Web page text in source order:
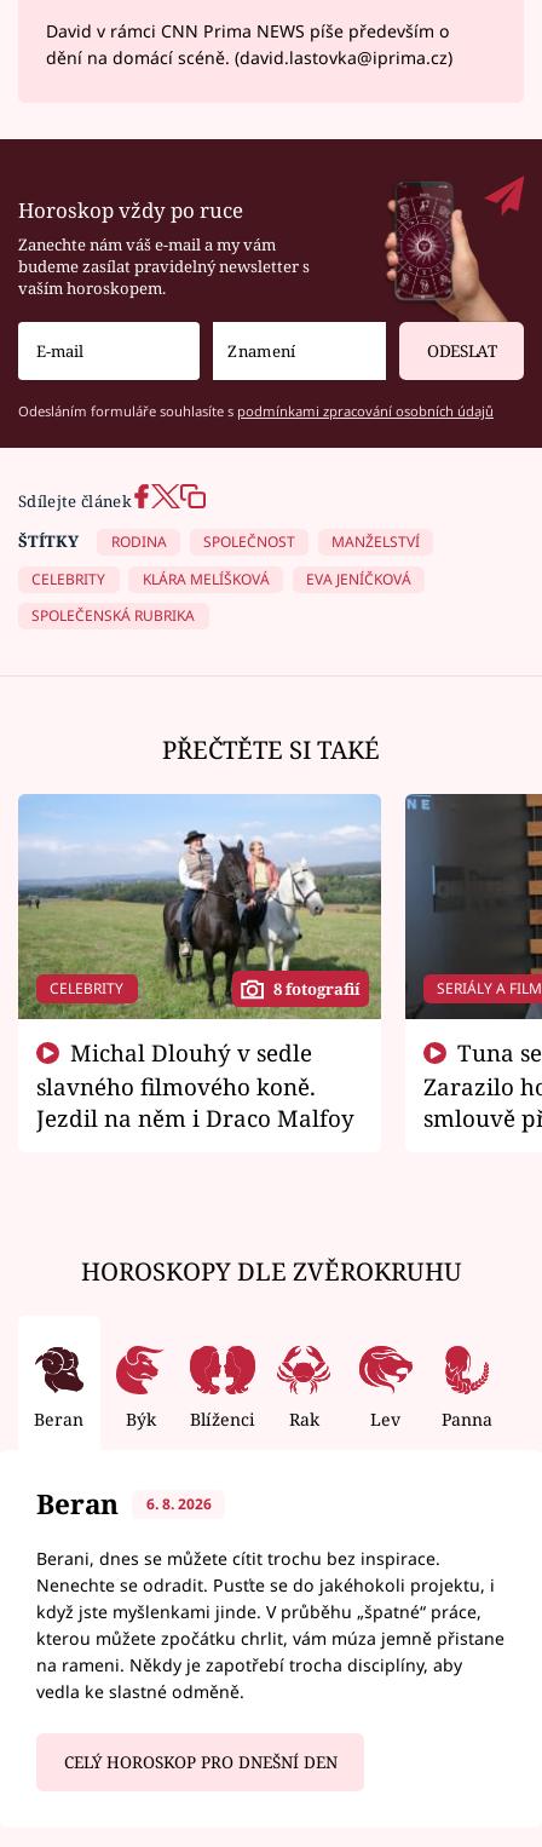
David v rámci CNN Prima NEWS píše především o
dění na domácí scéně. (david.lastovka@iprima.cz)
Horoskop vždy po ruce
Zanechte nám váš e-mail a my vám
budeme zasílat pravidelný newsletter s
vaším horoskopem.
ODESLAT
Odesláním formuláře souhlasíte s podmínkami zpracování osobních údajů
Sdílejte článek
ŠTÍTKY
RODINA SPOLEČNOST
MANŽELSTVÍ
CELEBRITY
KLÁRA MELÍŠKOVÁ
EVA JENÍČKOVÁ
SPOLEČENSKÁ RUBRIKA
PŘEČTĚTE SI TAKÉ
CELEBRITY 8 fotografií
slavného filmového koně.
Jezdil na něm i Draco Malfoy
SERIÁLY A
Zarazilo
smlouvě
HOROSKOPY DLE ZVĚROKRUHU
Beran Býk Blíženci Rak Lev Panna
Beran 6. 8. 2026
Berani, dnes se můžete cítit trochu bez inspirace.
Nenechte se odradit. Pusťte se do jakéhokoli projektu, i
když jste myšlenkami jinde. V průběhu „špatné“ práce,
kterou můžete zpočátku chrlit, vám múza jemně přistane
na rameni. Někdy je zapotřebí trocha disciplíny, aby
vedla ke slastné odměně.
CELÝ HOROSKOP PRO DNEŠNÍ DEN